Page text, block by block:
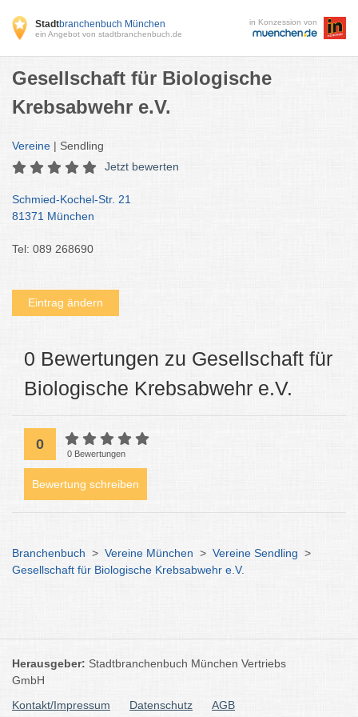
Stadtbranchenbuch München
ein Angebot von stadtbranchenbuch.de
in Konzession von
Gesellschaft für Biologische
Krebsabwehr e.V.
Vereine | Sendling
Jetzt bewerten
Schmied-Kochel-Str. 21
81371 München
Tel: 089 268690
Eintrag ändern
0 Bewertungen zu Gesellschaft für
Biologische Krebsabwehr e.V.
0
0 Bewertungen
Bewertung schreiben
Branchenbuch > Vereine München > Vereine Sendling >
Gesellschaft für Biologische Krebsabwehr e.V.
Herausgeber: Stadtbranchenbuch München Vertriebs
GmbH
Kontakt/Impressum
Datenschutz
AGB